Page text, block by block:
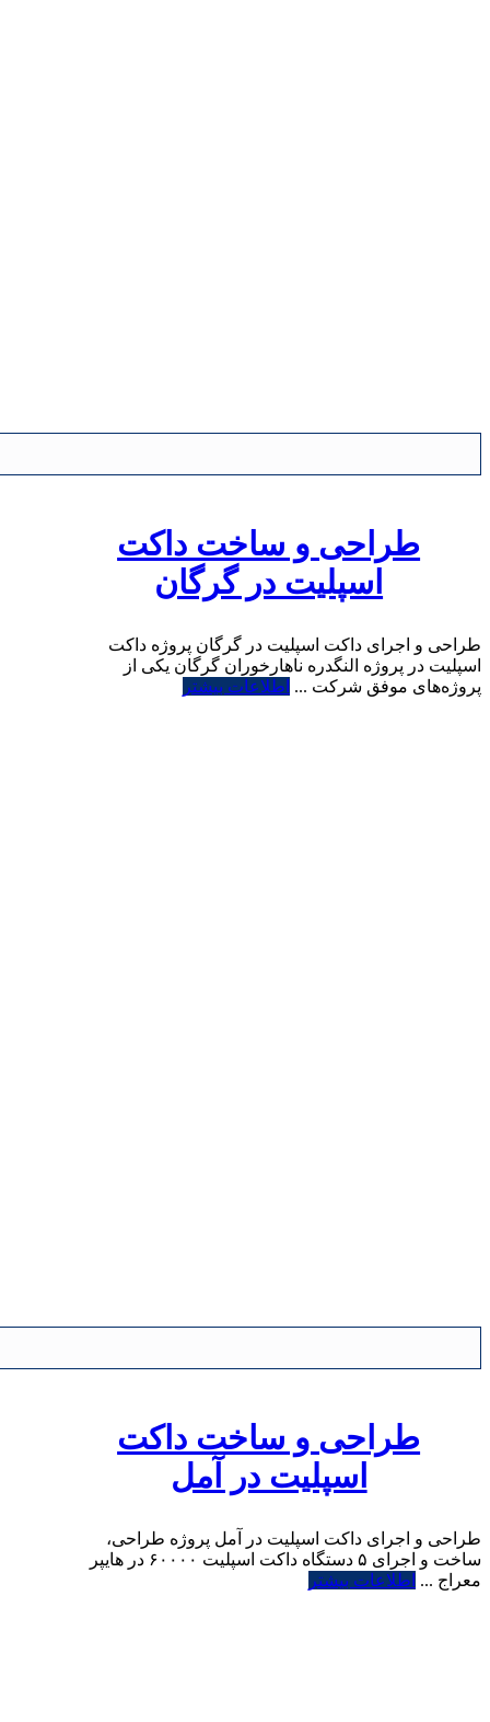
طراحی و ساخت داکت
اسپلیت در گرگان
طراحی و اجرای داکت اسپلیت در گرگان پروژه داکت
اسپلیت در پروژه النگدره ناهارخوران گرگان یکی از
پروژه‌های موفق شرکت ... اطلاعات بیشتر
طراحی و ساخت داکت
اسپلیت در آمل
طراحی و اجرای داکت اسپلیت در آمل پروژه طراحی،
ساخت و اجرای ۵ دستگاه داکت اسپلیت ۶۰۰۰۰ در هایپر
معراج ... اطلاعات بیشتر